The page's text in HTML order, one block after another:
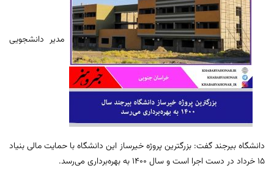
مدیر دانشجویی
دانشگاه بیرجند گفت: بزرگترین پروژه خیرساز این دانشگاه با حمایت مالی بنیاد
۱۵ خرداد در دست اجرا است و سال ۱۴۰۰ به بهره‌برداری می‌رسد.